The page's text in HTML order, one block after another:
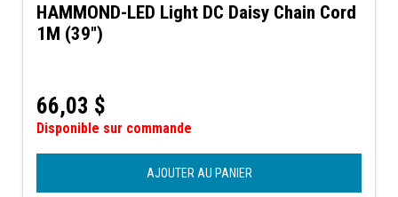
HAMMOND-LED Light DC Daisy Chain Cord
1M (39")
66,03 $
Disponible sur commande
AJOUTER AU PANIER